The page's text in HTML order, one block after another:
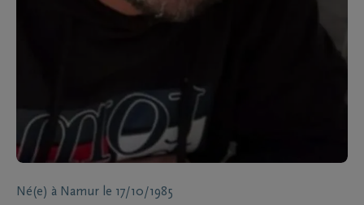
Né(e) à Namur le 17/10/1985